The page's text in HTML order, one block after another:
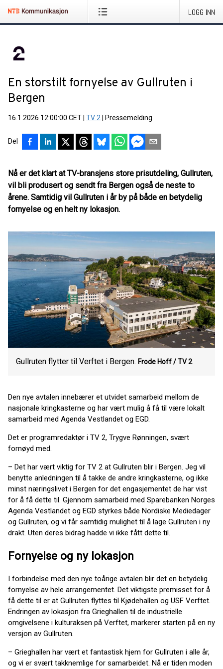
LOGG INN
En storstilt fornyelse av Gullruten i
Bergen
16.1.2026 12:00:00 CET TV 2 Pressemelding
Del
Nå er det klart at TV-bransjens store prisutdeling, Gullruten,
vil bli produsert og sendt fra Bergen også de neste to
årene. Samtidig vil Gullruten i år by på både en betydelig
fornyelse og en helt ny lokasjon.
Gullruten flytter til Verftet i Bergen. Frode Hoff / TV 2
Den nye avtalen innebærer et utvidet samarbeid mellom de
nasjonale kringkasterne og har vært mulig å få til være lokalt
samarbeid med Agenda Vestlandet og EGD.
Det er programredaktør i TV 2, Trygve Rønningen, svært
fornøyd med.
– Det har vært viktig for TV 2 at Gullruten blir i Bergen. Jeg vil
benytte anledningen til å takke de andre kringkasterne, og ikke
minst næringslivet i Bergen for det engasjementet de har vist
for å få dette til. Gjennom samarbeid med Sparebanken Norges
Agenda Vestlandet og EGD styrkes både Nordiske Mediedager
og Gullruten, og vi får samtidig mulighet til å lage Gullruten i ny
drakt. Uten deres bidrag hadde vi ikke fått dette til.
Fornyelse og ny lokasjon
I forbindelse med den nye toårige avtalen blir det en betydelig
fornyelse av hele arrangementet. Det viktigste premisset for å
få dette til er at Gullruten flyttes til Kjødehallen og USF Verftet.
Endringen av lokasjon fra Grieghallen til de industrielle
omgivelsene i kulturaksen på Verftet, markerer starten på en ny
versjon av Gullruten.
– Grieghallen har vært et fantastisk hjem for Gullruten i alle år,
og vi er svært takknemlige for samarbeidet. Nå er tiden moden